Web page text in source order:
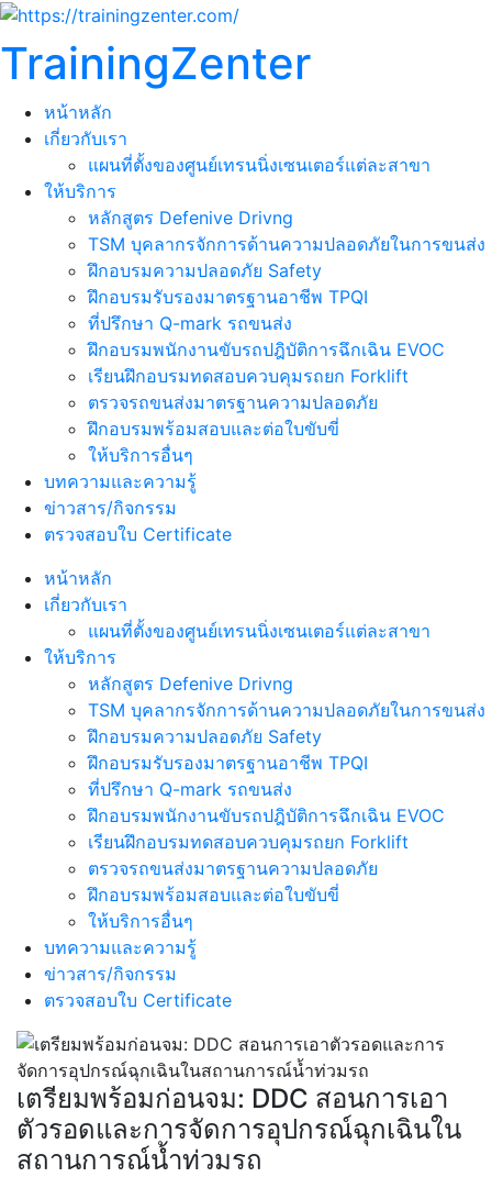
TrainingZenter
หน้าหลัก
เกี่ยวกับเรา
แผนที่ตั้งของศูนย์เทรนนิ่งเซนเตอร์แต่ละสาขา
ให้บริการ
หลักสูตร Defenive Drivng
TSM บุคลากรจักการด้านความปลอดภัยในการขนส่ง
ฝึกอบรมความปลอดภัย Safety
ฝึกอบรมรับรองมาตรฐานอาชีพ TPQI
ที่ปรึกษา Q-mark รถขนส่ง
ฝึกอบรมพนักงานขับรถปฎิบัติการฉึกเฉิน EVOC
เรียนฝึกอบรมทดสอบควบคุมรถยก Forklift
ตรวจรถขนส่งมาตรฐานความปลอดภัย
ฝึกอบรมพร้อมสอบและต่อใบขับขี่
ให้บริการอื่นๆ
บทความและความรู้
ข่าวสาร/กิจกรรม
ตรวจสอบใบ Certificate
หน้าหลัก
เกี่ยวกับเรา
แผนที่ตั้งของศูนย์เทรนนิ่งเซนเตอร์แต่ละสาขา
ให้บริการ
หลักสูตร Defenive Drivng
TSM บุคลากรจักการด้านความปลอดภัยในการขนส่ง
ฝึกอบรมความปลอดภัย Safety
ฝึกอบรมรับรองมาตรฐานอาชีพ TPQI
ที่ปรึกษา Q-mark รถขนส่ง
ฝึกอบรมพนักงานขับรถปฎิบัติการฉึกเฉิน EVOC
เรียนฝึกอบรมทดสอบควบคุมรถยก Forklift
ตรวจรถขนส่งมาตรฐานความปลอดภัย
ฝึกอบรมพร้อมสอบและต่อใบขับขี่
ให้บริการอื่นๆ
บทความและความรู้
ข่าวสาร/กิจกรรม
ตรวจสอบใบ Certificate
เตรียมพร้อมก่อนจม: DDC สอนการเอา
ตัวรอดและการจัดการอุปกรณ์ฉุกเฉินใน
สถานการณ์น้ำท่วมรถ